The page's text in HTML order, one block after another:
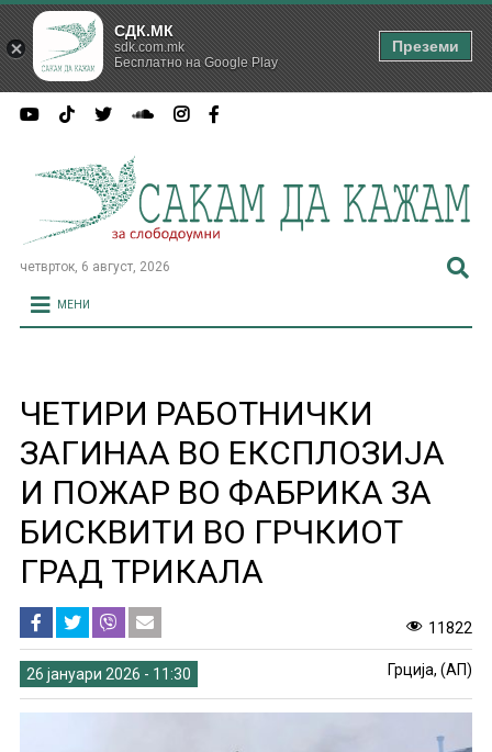
четврток, 6 август, 2026
МЕНИ
ЧЕТИРИ РАБОТНИЧКИ
ЗАГИНАА ВО ЕКСПЛОЗИЈА
И ПОЖАР ВО ФАБРИКА ЗА
БИСКВИТИ ВО ГРЧКИОТ
ГРАД ТРИКАЛА
11822
26 јануари 2026 - 11:30 Грција, (АП)
СДК.МК
sdk.com.mk
Бесплатно на Google Play
Преземи